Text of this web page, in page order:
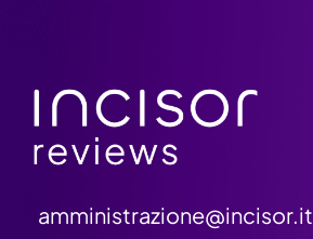
amministrazione@incisor.it